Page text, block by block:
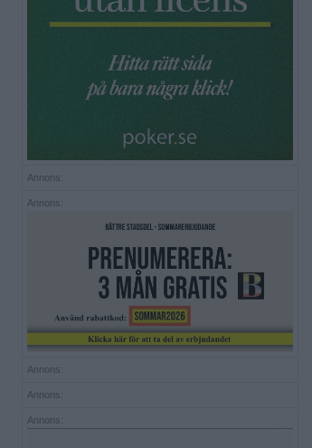
Annons:
Annons:
Annons:
Annons:
Annons: